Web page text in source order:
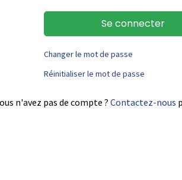
Se connecter
Changer le mot de passe
Réinitialiser le mot de passe
n'avez pas de compte ? Contactez-nous